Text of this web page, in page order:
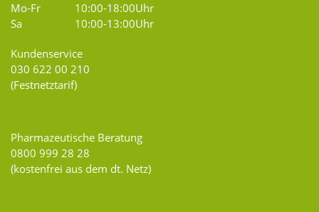
Mo-Fr
10:00-18:00Uhr
Sa
10:00-13:00Uhr
Kundenservice
030 622 00 210
(Festnetztarif)
Pharmazeutische Beratung
0800 999 28 28
(kostenfrei aus dem dt. Netz)